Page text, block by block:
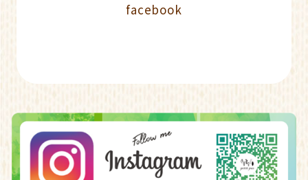
facebook